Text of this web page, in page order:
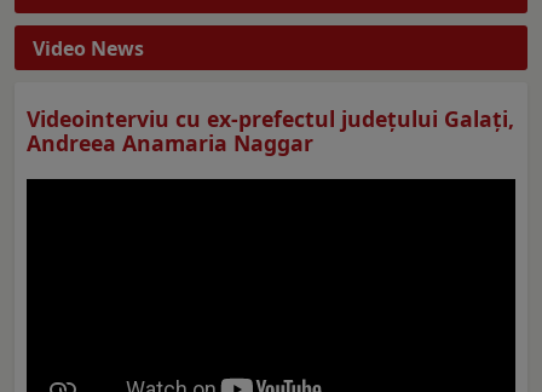
Video News
Videointerviu cu ex-prefectul judeţului Galaţi,
Andreea Anamaria Naggar